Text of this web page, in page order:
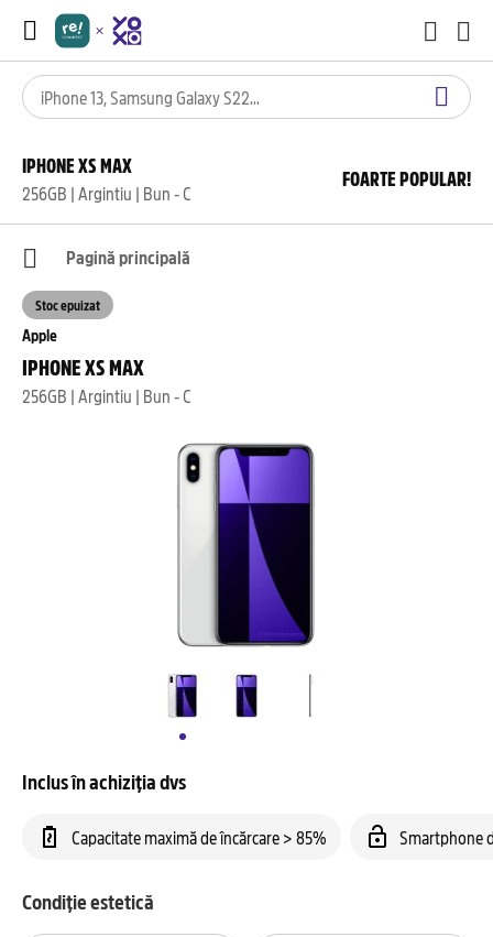
IPHONE XS MAX
256GB | Argintiu | Bun - C
FOARTE POPULAR!
Pagină principală
Apple
IPHONE XS MAX
256GB | Argintiu | Bun - C
Stoc epuizat
Inclus în achiziția dvs
Capacitate maximă de încărcare > 85% Smartphone
Condiție estetică